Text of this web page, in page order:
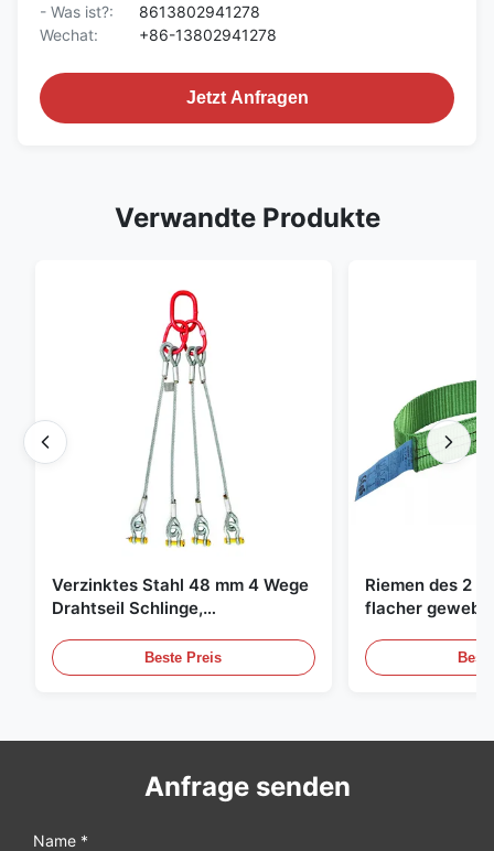
- Was ist?:
8613802941278
Wechat:
+86-13802941278
Jetzt Anfragen
Verwandte Produkte
Verzinktes Stahl 48 mm 4 Wege
Drahtseil Schlinge,
Beste Preis
Riemen des 2
flacher
Anfrage senden
Name *